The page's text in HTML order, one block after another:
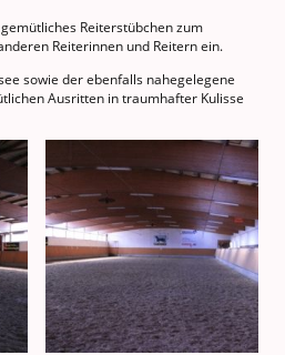
Reiterstübchen zum
Reiterinnen und Reitern ein.
sowie der ebenfalls nahegelegene
Ausritten in traumhafter Kulisse